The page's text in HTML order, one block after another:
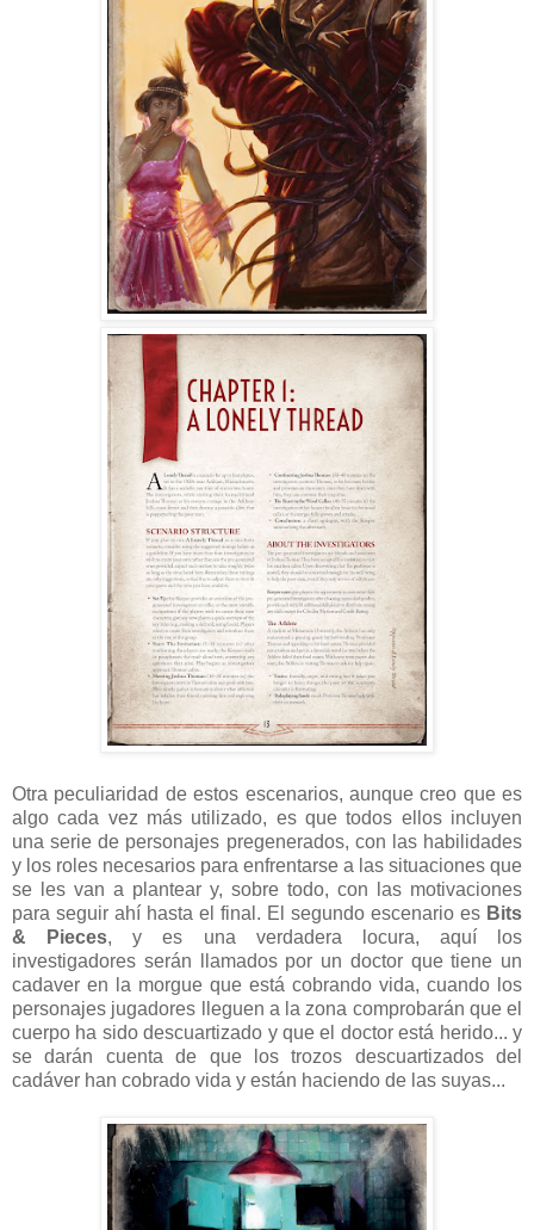
Otra peculiaridad de estos escenarios, aunque creo que es
algo cada vez más utilizado, es que todos ellos incluyen
una serie de personajes pregenerados, con las habilidades
y los roles necesarios para enfrentarse a las situaciones que
se les van a plantear y, sobre todo, con las motivaciones
para seguir ahí hasta el final. El segundo escenario es Bits
& Pieces, y es una verdadera locura, aquí los
investigadores serán llamados por un doctor que tiene un
cadaver en la morgue que está cobrando vida, cuando los
personajes jugadores lleguen a la zona comprobarán que el
cuerpo ha sido descuartizado y que el doctor está herido... y
se darán cuenta de que los trozos descuartizados del
cadáver han cobrado vida y están haciendo de las suyas...